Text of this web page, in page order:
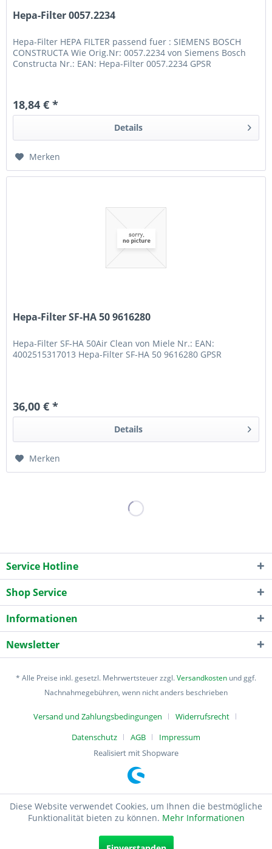
Hepa-Filter 0057.2234
Hepa-Filter HEPA FILTER passend fuer : SIEMENS BOSCH
CONSTRUCTA Wie Orig.Nr: 0057.2234 von Siemens Bosch
Constructa Nr.: EAN: Hepa-Filter 0057.2234 GPSR
18,84 € *
Details
Merken
Hepa-Filter SF-HA 50 9616280
Hepa-Filter SF-HA 50Air Clean von Miele Nr.: EAN:
4002515317013 Hepa-Filter SF-HA 50 9616280 GPSR
36,00 € *
Details
Merken
Service Hotline
Shop Service
Informationen
Newsletter
* Alle Preise inkl. gesetzl. Mehrwertsteuer zzgl.Versandkosten und ggf.
Nachnahmegebühren, wenn nicht anders beschrieben
Versand und Zahlungsbedingungen
Widerrufsrecht
Datenschutz
AGB
Impressum
Realisiert mit Shopware
Diese Website verwendet Cookies, um Ihnen die bestmögliche
Funktionalität bieten zu können. Mehr Informationen